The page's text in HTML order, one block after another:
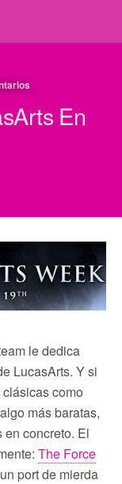
En
le dedica
LucasArts. Y si
como
más baratas,
en concreto. El
The Force
port de mierda